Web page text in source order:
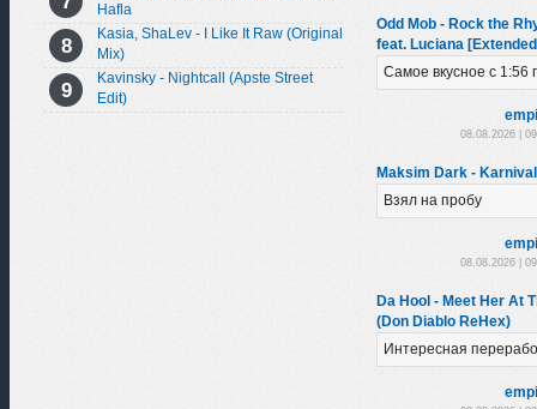
Hafla
Kasia, ShaLev - I Like It Raw (Original
Mix)
Kavinsky - Nightcall (Apste Street
Edit)
Odd Mob - Rock the
feat. Luciana
Самое вкусное с 1:56
08.08.2026 |
Maksim Dark - Karnival
Взял на пробу
08.08.2026 |
Da Hool - Meet Her At
(Don Diablo ReHex)
Интересная